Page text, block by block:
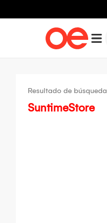
Resultado de búsqueda
SuntimeStore